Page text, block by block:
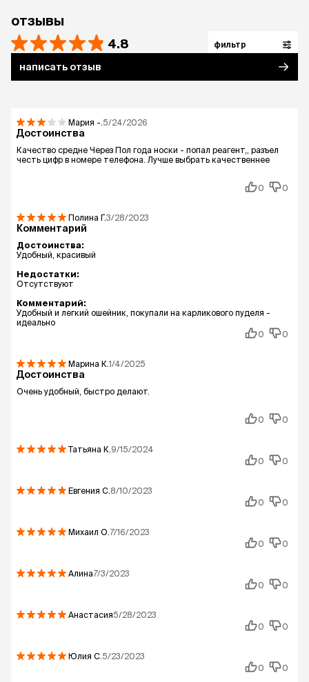
отзывы
4.8 фильтр
написать отзыв
Мария -. 5/24/2026
Достоинства
Качество средне Через Пол года носки - попал реагент,, разъел
честь цифр в номере телефона. Лучше выбрать качественнее
0 0
Полина Г.3/28/2023
Комментарий
Достоинства:
Удобный, красивый
Недостатки:
Отсутствуют
Комментарий:
Удобный и легкий ошейник, покупали на карликового пуделя -
идеально
0
0
Марина К.1/4/2025
Достоинства
Очень удобный, быстро делают.
0 0
Татьяна К. 9/15/2024
0
0
Евгения С. 8/10/2023
0
0
Михаил О. 7/16/2023
0
0
Алина7/3/2023
0
0
Анастасия5/28/2023
0
0
Юлия С. 5/23/2023
0
0